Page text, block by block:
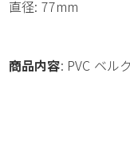
直径: 77mm
商品内容: PVC ベル